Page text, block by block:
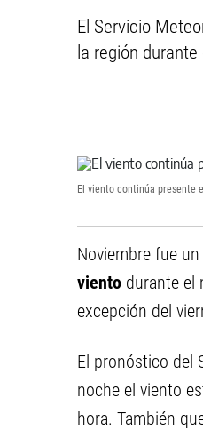
El Servicio
la región
El viento continúa presente
Noviembre fue
viento durante el
excepción del
El pronóstico del
noche el viento
hora. También